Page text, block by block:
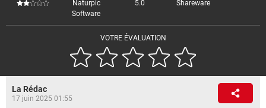
VOTRE ÉVALUATION
Naturpic
Software
5.0 Shareware
La Rédac
17 juin 2025 01:55